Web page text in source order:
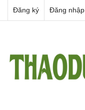
Đăng ký Đăng nhập